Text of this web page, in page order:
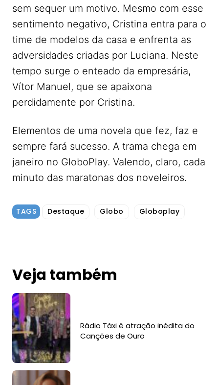
sem sequer um motivo. Mesmo com esse
sentimento negativo, Cristina entra para o
time de modelos da casa e enfrenta as
adversidades criadas por Luciana. Neste
tempo surge o enteado da empresária,
Vítor Manuel, que se apaixona
perdidamente por Cristina.
Elementos de uma novela que fez, faz e
sempre fará sucesso. A trama chega em
janeiro no GloboPlay. Valendo, claro, cada
minuto das maratonas dos noveleiros.
TAGS Destaque Globo Globoplay
Veja também
Rádio Táxi é atração inédita do
Canções de Ouro